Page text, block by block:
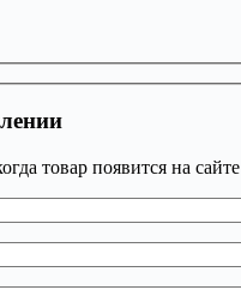
товар появится на сайте